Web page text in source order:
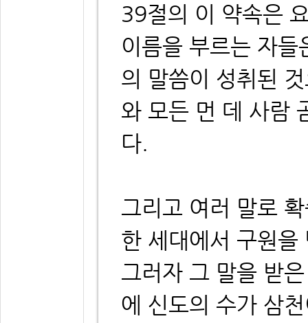
39절의 이 약속은
이름을 부르는 자
의 말씀이 성취된
와 모든 먼 데 사람
다.
그리고 여러 말로
한 세대에서 구원을
그러자 그 말을 받
에 신도의 수가 삼